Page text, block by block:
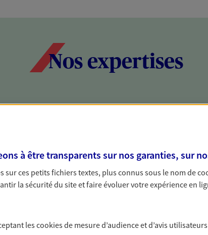
Nos expertises
stratégie, il est nécessaire
vous accompagnons pour
situation. Une analyse
conseils cohérents avec vos
Nous
solutions
activité, mais
interlocuteur
à être transparents sur nos garanties, sur
sur ces petits fichiers textes, plus connus sous le nom de
la sécurité du site et faire évoluer votre expérience en
lescookiesde mesure d’audience et d’avis